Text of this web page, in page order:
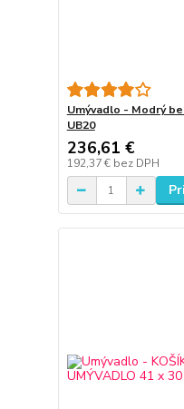
Umývadlo - Modrý
UB20
236,61 €
192,37 € bez DPH